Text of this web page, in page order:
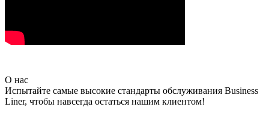
О нас
Испытайте самые высокие стандарты обслуживания Business
Liner, чтобы навсегда остаться нашим клиентом!